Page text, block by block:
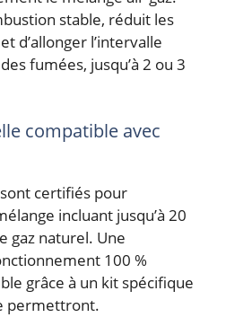
stable, réduit les
d’allonger l’intervalle
fumées, jusqu’à 2 ou 3
compatible avec
certifiés pour
incluant jusqu’à 20
gaz naturel. Une
100 %
grâce à un kit spécifique
permettront.